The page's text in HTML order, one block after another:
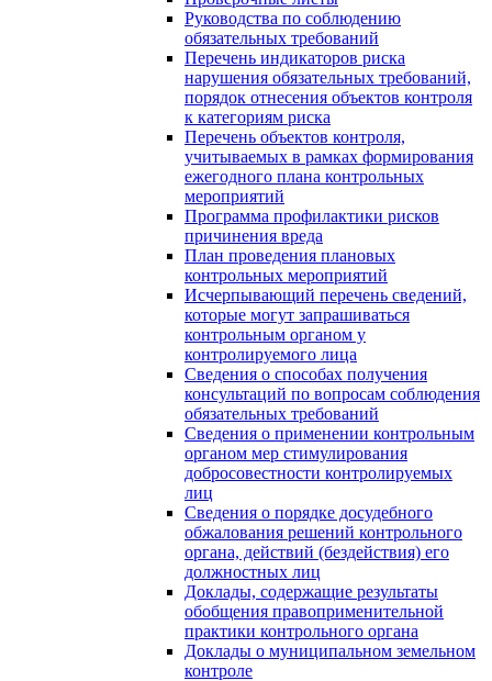
Руководства по соблюдению
обязательных требований
Перечень индикаторов риска
нарушения обязательных требований,
порядок отнесения объектов контроля
к категориям риска
Перечень объектов контроля,
учитываемых в рамках формирования
ежегодного плана контрольных
мероприятий
Программа профилактики рисков
причинения вреда
План проведения плановых
контрольных мероприятий
Исчерпывающий перечень сведений,
которые могут запрашиваться
контрольным органом у
контролируемого лица
Сведения о способах получения
консультаций по вопросам соблюдения
обязательных требований
Сведения о применении контрольным
органом мер стимулирования
добросовестности контролируемых
лиц
Сведения о порядке досудебного
обжалования решений контрольного
органа, действий (бездействия) его
должностных лиц
Доклады, содержащие результаты
обобщения правоприменительной
практики контрольного органа
Доклады о муниципальном земельном
контроле